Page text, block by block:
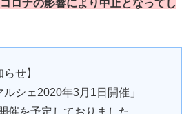
ロナの影響により中止となってし
せ】
ルシェ2020年3月1日開催」
催を予定しておりました、